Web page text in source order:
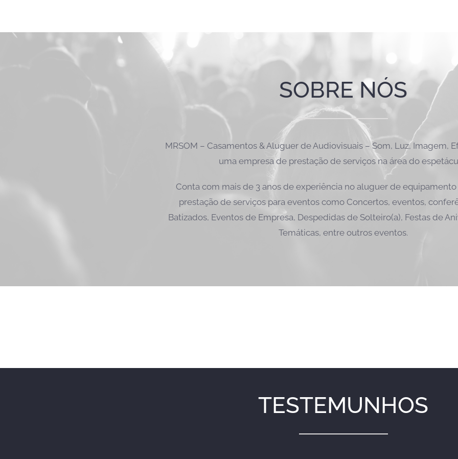
SOBRE NÓS
MRSOM – Casamentos & Aluguer de Audiovisuais – Som, Luz, Imagem,
uma empresa de prestação de serviços na área do
Conta com mais de 3 anos de experiência no aluguer de
prestação de serviços para eventos como Concertos, eventos,
Batizados, Eventos de Empresa, Despedidas de Solteiro(a), Festas de
Temáticas, entre outros eventos.
TESTEMUNHOS